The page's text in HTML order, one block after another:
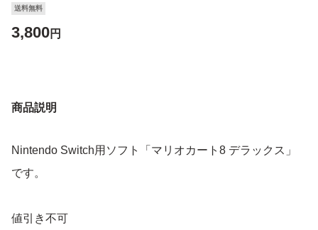
送料無料
3,800円
商品説明
Nintendo Switch用ソフト「マリオカート8 デラックス」
です。
値引き不可